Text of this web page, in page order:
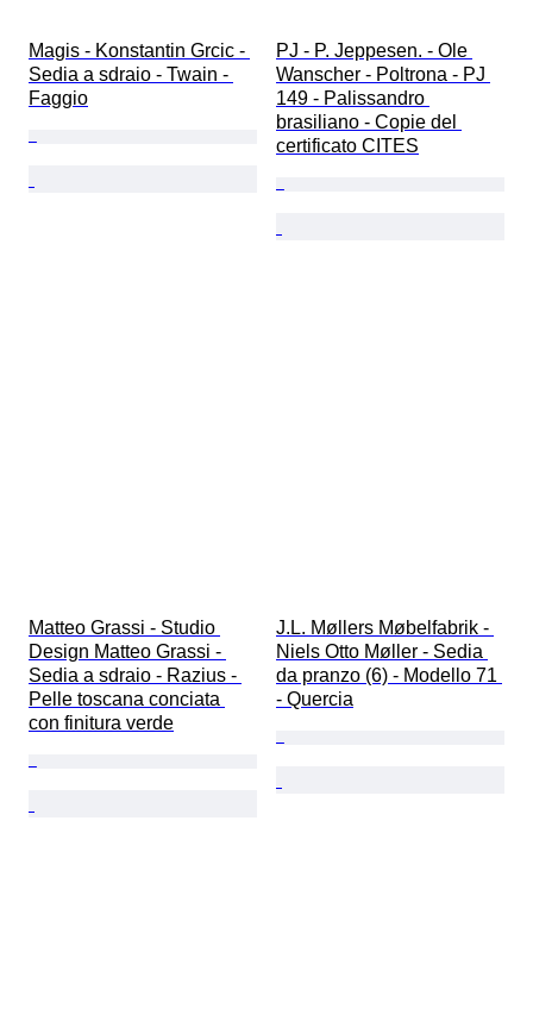
Magis - Konstantin Grcic -
Sedia a sdraio - Twain -
Faggio
PJ - P. Jeppesen. - Ole
Wanscher - Poltrona - PJ
149 - Palissandro
brasiliano - Copie del
certificato CITES
Matteo Grassi - Studio
Design Matteo Grassi -
Sedia a sdraio - Razius -
Pelle toscana conciata
con finitura verde
J.L. Møllers Møbelfabrik -
Niels Otto Møller - Sedia
da pranzo (6) - Modello 71
- Quercia